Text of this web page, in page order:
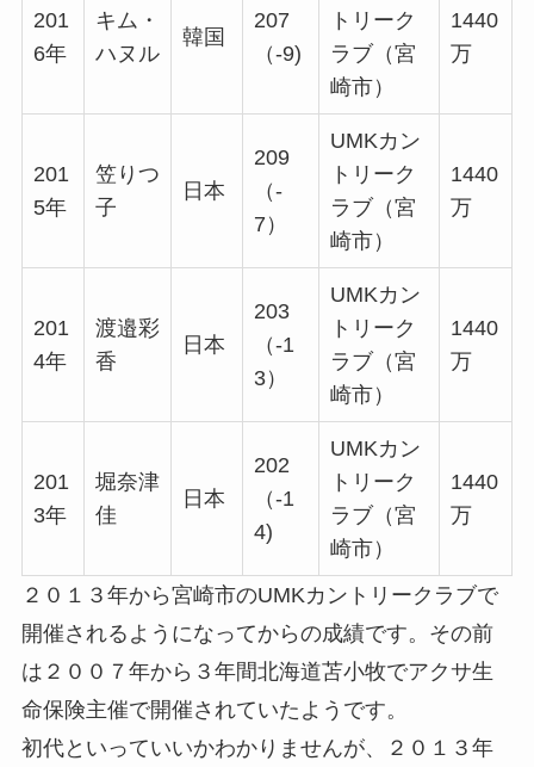
201
6年
キム・
ハヌル
韓国
207
（-9)
トリーク
ラブ（宮
崎市）
1440
万
201
5年
笠りつ
子
日本
209
（-
7）
UMKカン
トリーク
ラブ（宮
崎市）
1440
万
201
4年
渡邉彩
香
日本
203
（-1
3）
UMKカン
トリーク
ラブ（宮
崎市）
1440
万
201
3年
堀奈津
佳
日本
202
（-1
4)
UMKカン
トリーク
ラブ（宮
崎市）
1440
万
２０１３年から宮崎市のUMKカントリークラブで
開催されるようになってからの成績です。その前
は２００７年から３年間北海道苫小牧でアクサ生
命保険主催で開催されていたようです。
初代といっていいかわかりませんが、２０１３年